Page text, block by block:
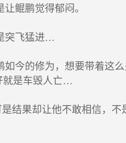
鲲鹏觉得郁闷。
突飞猛进…
今的修为，想要带着这
就是车毁人亡…
结果却让他不敢相信，不